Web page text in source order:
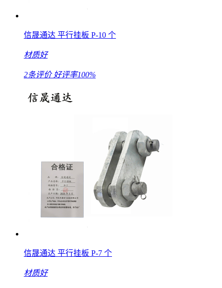
信晟通达 平行挂板 P-10 个
材质好
2条评价 好评率100%
信晟通达 平行挂板 P-7 个
材质好